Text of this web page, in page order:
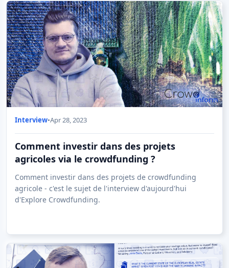
Interview•Apr 28, 2023
Comment investir dans des projets
agricoles via le crowdfunding ?
Comment investir dans des projets de crowdfunding
agricole - c'est le sujet de l'interview d'aujourd'hui
d'Explore Crowdfunding.